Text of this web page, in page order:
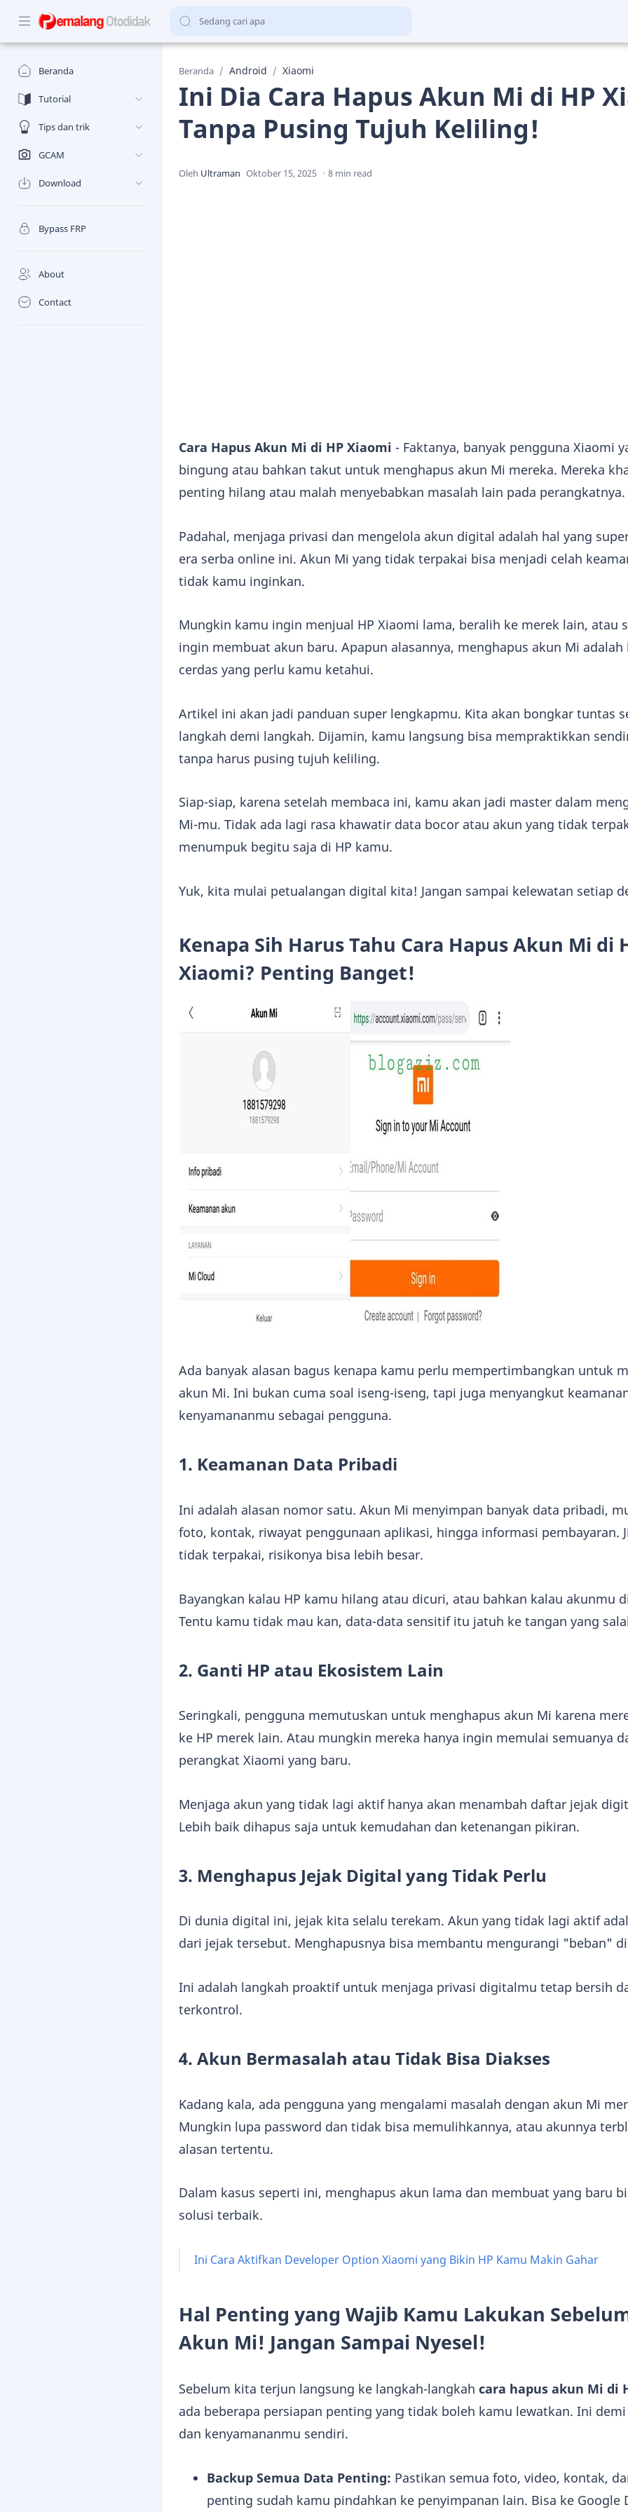
Beranda
Tutorial
Tips dan trik
GCAM
Download
Bypass FRP
About
Contact
Beranda Android Xiaomi
Ini Dia Cara Hapus Akun Mi di HP
Tanpa Pusing Tujuh Keliling!
8 min read
Cara Hapus Akun Mi di HP Xiaomi - Faktanya, banyak pengguna Xiaomi
bingung atau bahkan takut untuk menghapus akun Mi mereka. Mereka
penting hilang atau malah menyebabkan masalah lain pada perangkatnya.
Padahal, menjaga privasi dan mengelola akun digital adalah hal yang
era serba online ini. Akun Mi yang tidak terpakai bisa menjadi celah
tidak kamu inginkan.
Mungkin kamu ingin menjual HP Xiaomi lama, beralih ke merek lain, atau
ingin membuat akun baru. Apapun alasannya, menghapus akun Mi adalah
cerdas yang perlu kamu ketahui.
Artikel ini akan jadi panduan super lengkapmu. Kita akan bongkar tuntas
langkah demi langkah. Dijamin, kamu langsung bisa mempraktikkan
tanpa harus pusing tujuh keliling.
Siap-siap, karena setelah membaca ini, kamu akan jadi master dalam
Mi-mu. Tidak ada lagi rasa khawatir data bocor atau akun yang tidak
menumpuk begitu saja di HP kamu.
Yuk, kita mulai petualangan digital kita! Jangan sampai kelewatan setiap
Kenapa Sih Harus Tahu Cara Hapus Akun Mi di
Xiaomi? Penting Banget!
Ada banyak alasan bagus kenapa kamu perlu mempertimbangkan untuk
akun Mi. Ini bukan cuma soal iseng-iseng, tapi juga menyangkut
kenyamananmu sebagai pengguna.
1. Keamanan Data Pribadi
Ini adalah alasan nomor satu. Akun Mi menyimpan banyak data pribadi,
foto, kontak, riwayat penggunaan aplikasi, hingga informasi pembayaran.
tidak terpakai, risikonya bisa lebih besar.
Bayangkan kalau HP kamu hilang atau dicuri, atau bahkan kalau akunmu
Tentu kamu tidak mau kan, data-data sensitif itu jatuh ke tangan yang
2. Ganti HP atau Ekosistem Lain
Seringkali, pengguna memutuskan untuk menghapus akun Mi karena
ke HP merek lain. Atau mungkin mereka hanya ingin memulai semuanya
perangkat Xiaomi yang baru.
Menjaga akun yang tidak lagi aktif hanya akan menambah daftar jejak
Lebih baik dihapus saja untuk kemudahan dan ketenangan pikiran.
3. Menghapus Jejak Digital yang Tidak Perlu
Di dunia digital ini, jejak kita selalu terekam. Akun yang tidak lagi aktif
dari jejak tersebut. Menghapusnya bisa membantu mengurangi "beban"
Ini adalah langkah proaktif untuk menjaga privasi digitalmu tetap bersih
terkontrol.
4. Akun Bermasalah atau Tidak Bisa Diakses
Kadang kala, ada pengguna yang mengalami masalah dengan akun Mi
Mungkin lupa password dan tidak bisa memulihkannya, atau akunnya
alasan tertentu.
Dalam kasus seperti ini, menghapus akun lama dan membuat yang baru
solusi terbaik.
Ini Cara Aktifkan Developer Option Xiaomi yang Bikin HP Kamu Makin Gahar
Hal Penting yang Wajib Kamu Lakukan
Akun Mi! Jangan Sampai Nyesel!
Sebelum kita terjun langsung ke langkah-langkah cara hapus akun Mi di
ada beberapa persiapan penting yang tidak boleh kamu lewatkan. Ini
dan kenyamananmu sendiri.
Backup Semua Data Penting: Pastikan semua foto, video, kontak,
penting sudah kamu pindahkan ke penyimpanan lain. Bisa ke Google